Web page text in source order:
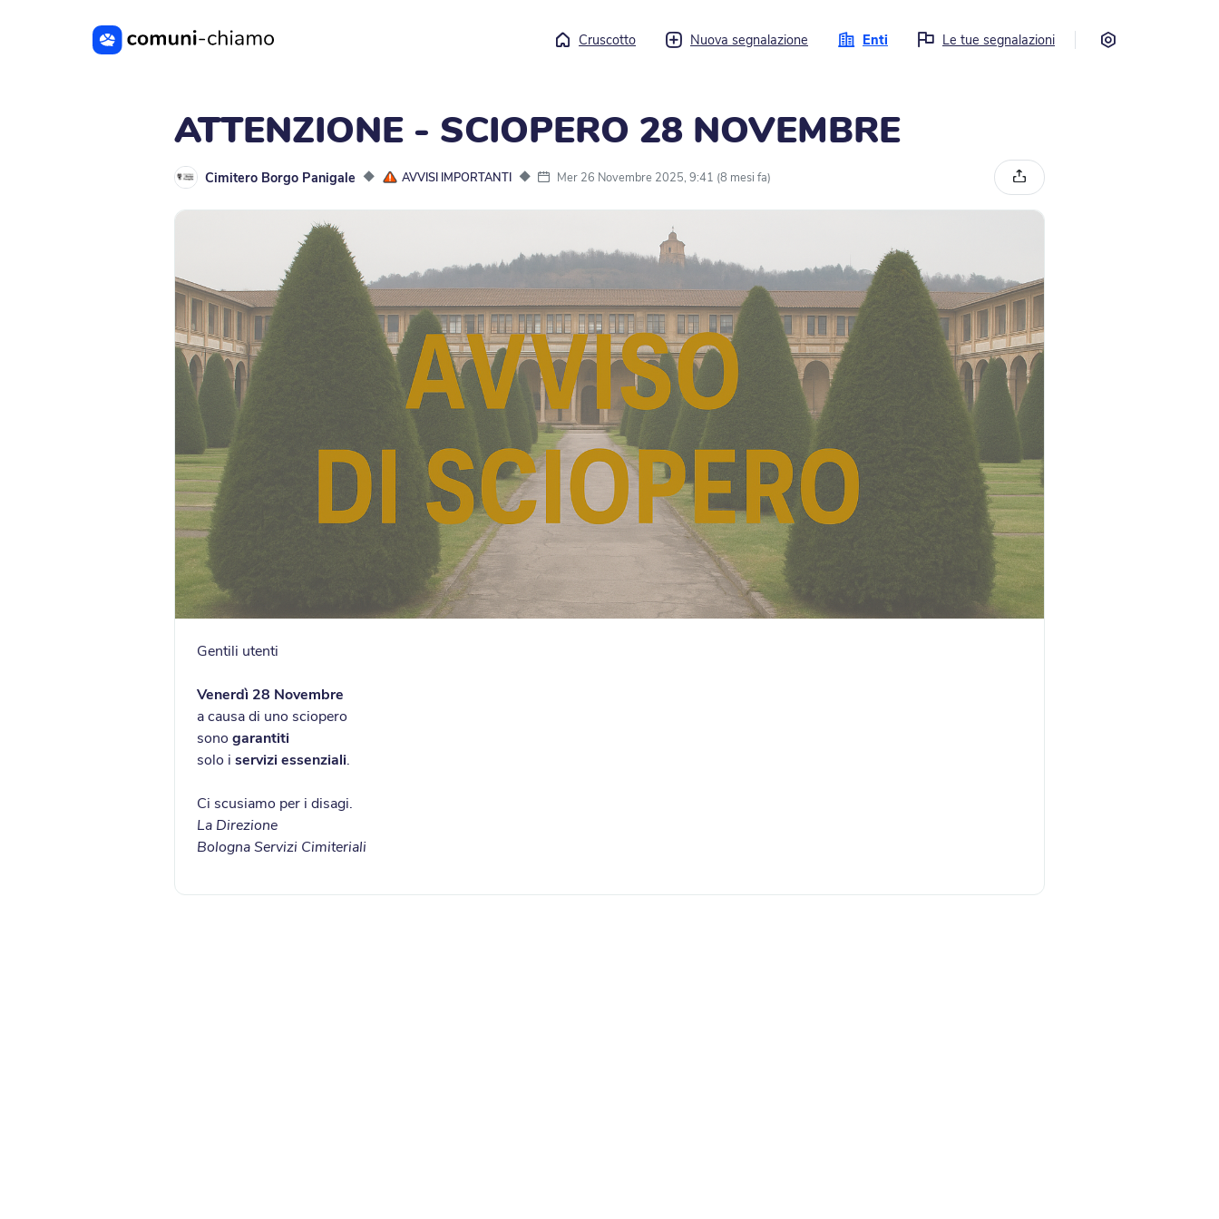
Vai al contenuto principale Cruscotto Nuova segnalazione Enti Le tue segnalazioni
ATTENZIONE - SCIOPERO 28 NOVEMBRE
Cimitero Borgo Panigale ◆ AVVISI IMPORTANTI ◆ Mer 26 Novembre 2025, 9:41 (8 mesi fa)
Condividi
Gentili utenti
Venerdì 28 Novembre
a causa di uno sciopero
sono garantiti
solo i servizi essenziali.
Ci scusiamo per i disagi.
La Direzione
Bologna Servizi Cimiteriali